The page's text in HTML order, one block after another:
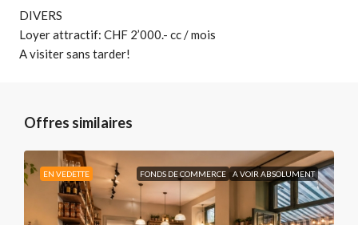
DIVERS
Loyer attractif: CHF 2’000.- cc / mois
A visiter sans tarder!
Offres similaires
EN VEDETTE FONDS DE COMMERCE A VOIR ABSOLUMENT